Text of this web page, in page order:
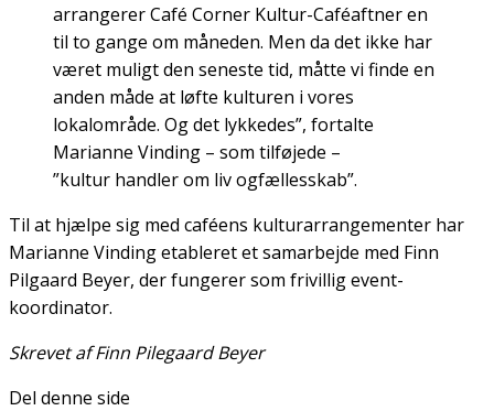
arrangerer Café Corner Kultur-Caféaftner en
til to gange om måneden. Men da det ikke har
været muligt den seneste tid, måtte vi finde en
anden måde at løfte kulturen i vores
lokalområde. Og det lykkedes”, fortalte
Marianne Vinding – som tilføjede –
”kultur handler om liv ogfællesskab”.
Til at hjælpe sig med caféens kulturarrangementer har
Marianne Vinding etableret et samarbejde med Finn
Pilgaard Beyer, der fungerer som frivillig event-
koordinator.
Skrevet af Finn Pilegaard Beyer
Del denne side